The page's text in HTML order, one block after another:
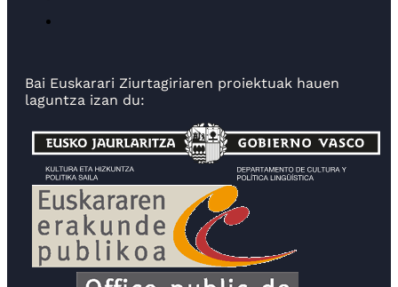
Bai Euskarari Ziurtagiriaren proiektuak hauen
laguntza izan du: